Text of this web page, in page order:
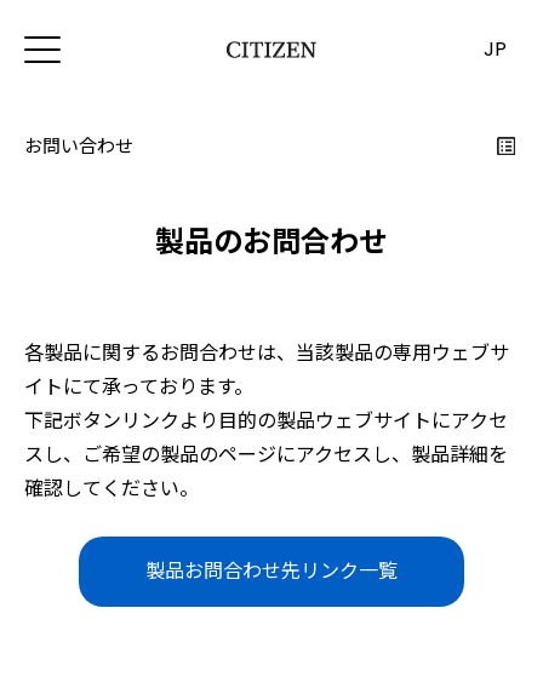
JP
お問い合わせ
製品のお問合わせ
各製品に関するお問合わせは、当該製品の専用ウェブサ
イトにて承っております。
下記ボタンリンクより目的の製品ウェブサイトにアクセ
スし、ご希望の製品のページにアクセスし、製品詳細を
確認してください。
製品お問合わせ先リンク一覧